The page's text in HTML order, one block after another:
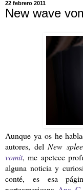
22 febrero 2011
New wave
Aunque ya os he
autores, del New
vomit, me apetece
alguna noticia y
conté, es esa